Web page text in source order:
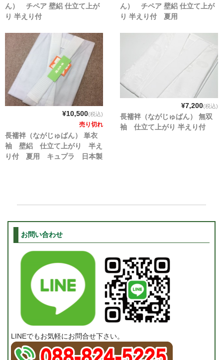
ん） チペア 壁絽 仕立て上が
り 半えり付
ん） チペア 壁絽 仕立て上が
り 半えり付 夏用
¥10,500(税込)
売り切れ
長襦袢（ながじゅばん） 単衣
袖 壁絽 仕立て上がり 半え
り付 夏用 キュプラ 日本製
¥7,200(税込)
長襦袢（ながじゅばん） 無双
袖 仕立て上がり 半えり付
お問い合わせ
LINEでもお気軽にお問合せ下さい。